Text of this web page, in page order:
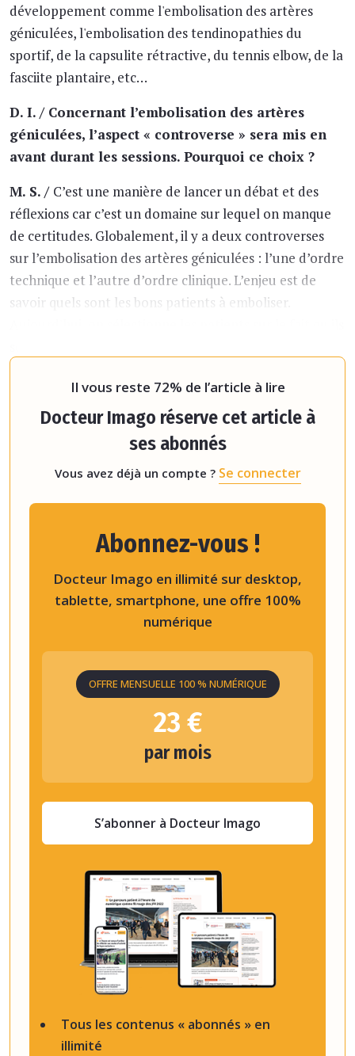
développement comme l'embolisation des artères
géniculées, l'embolisation des tendinopathies du
sportif, de la capsulite rétractive, du tennis elbow, de la
fasciite plantaire, etc…
D. I. / Concernant l’embolisation des artères
géniculées, l’aspect « controverse » sera mis en
avant durant les sessions. Pourquoi ce choix ?
M. S. / C’est une manière de lancer un débat et des
réflexions car c’est un domaine sur lequel on manque
de certitudes. Globalement, il y a deux controverses
sur l’embolisation des artères géniculées : l’une d’ordre
technique et l’autre d’ordre clinique. L’enjeu est de
savoir quels sont les bons patients à emboliser.
Il vous reste 72% de l’article à lire
Docteur Imago réserve cet article à
ses abonnés
Vous avez déjà un compte ? Se connecter
Tous les contenus « abonnés » en
illimité
Abonnez-vous !
Docteur Imago en illimité sur desktop,
tablette, smartphone, une offre 100%
numérique
OFFRE MENSUELLE 100 % NUMÉRIQUE
23 €
par mois
S’abonner à Docteur Imago